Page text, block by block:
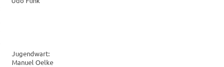
Jugendwart:
Manuel Oelke